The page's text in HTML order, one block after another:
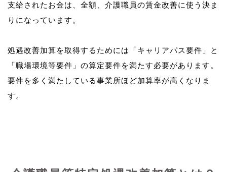
支給されたお金は、全額、介護職員の賃金改善に使う決ま
りになっています。
処遇改善加算を取得するためには「キャリアパス要件」と
「職場環境等要件」の算定要件を満たす必要があります。
要件を多く満たしている事業所ほど加算率が高くなりま
す。